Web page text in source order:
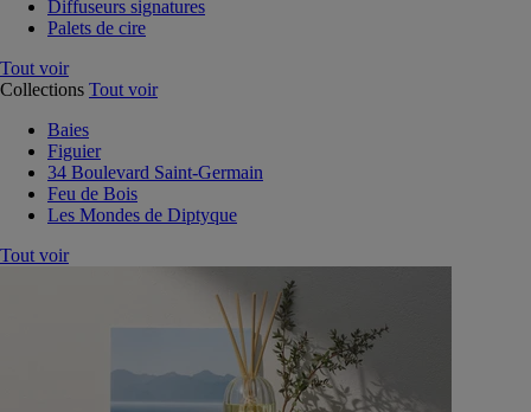
Diffuseurs signatures
Palets de cire
Tout voir
Collections Tout voir
Baies
Figuier
34 Boulevard Saint-Germain
Feu de Bois
Les Mondes de Diptyque
Tout voir